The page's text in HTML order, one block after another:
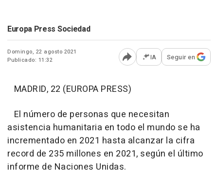
Europa Press Sociedad
Domingo, 22 agosto 2021
Publicado: 11:32
Abrir opciones para
IA Seguir en
MADRID, 22 (EUROPA PRESS)
El número de personas que necesitan
asistencia humanitaria en todo el mundo se ha
incrementado en 2021 hasta alcanzar la cifra
record de 235 millones en 2021, según el último
informe de Naciones Unidas.